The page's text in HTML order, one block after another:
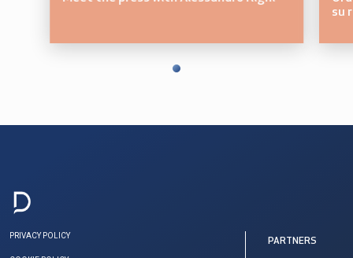
su
PRIVACY POLICY
PARTNERS